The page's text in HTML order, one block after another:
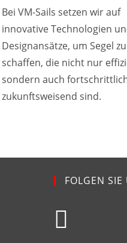
Bei VM-Sails setzen wir auf
innovative Technologien
Designansätze, um Segel zu
schaffen, die nicht nur
sondern auch
zukunftsweisend sind.
FOLGEN SIE